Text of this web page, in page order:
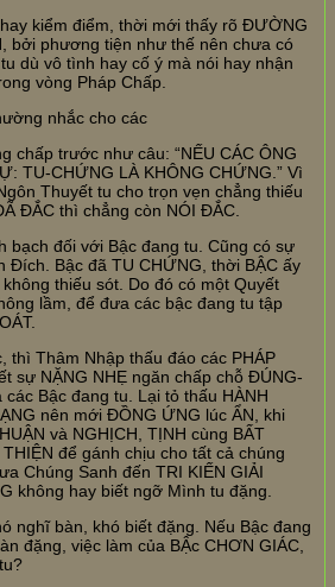
kiểm điểm, thời mới thấy rõ ĐƯỜNG
bởi phương tiện như thế nên chưa có
dù vô tình hay cố ý mà nói hay nhận
vòng Pháp Chấp.
nhắc cho các
chấp trước như câu: “NẾU CÁC ÔNG
TU-CHỨNG LÀ KHÔNG CHỨNG.” Vì
Thuyết tu cho trọn vẹn chẳng thiếu
ĐẮC thì chẳng còn NÓI ĐẮC.
bạch đối với Bậc đang tu. Cũng có sự
Đích. Bậc đã TU CHỨNG, thời BẬC ấy
thiếu sót. Do đó có một Quyết
lầm, để đưa các bậc đang tu tập
thì Thâm Nhập thấu đáo các PHÁP
sự NẶNG NHẸ ngăn chấp chỗ ĐÚNG-
các Bậc đang tu. Lại tỏ thấu HÀNH
nên mới ĐỒNG ỨNG lúc ẨN, khi
và NGHỊCH, TỊNH cùng BẤT
để gánh chịu cho tất cả chúng
Chúng Sanh đến TRI KIẾN GIẢI
không hay biết ngỡ Mình tu đặng.
nghĩ bàn, khó biết đặng. Nếu Bậc đang
đặng, việc làm của BẬc CHƠN GIÁC,